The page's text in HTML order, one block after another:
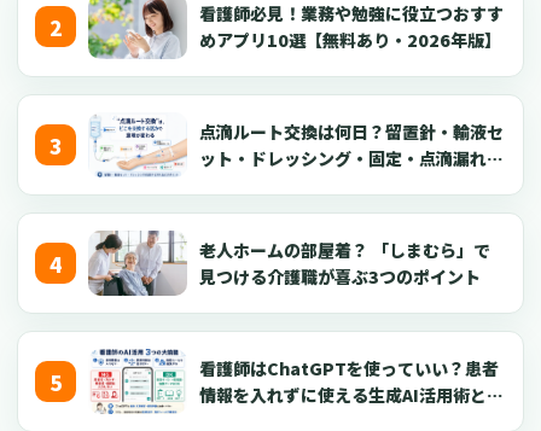
看護師必見！業務や勉強に役立つおすす
めアプリ10選【無料あり・2026年版】
点滴ルート交換は何日？留置針・輸液セ
ット・ドレッシング・固定・点滴漏れ対
老人ホームの部屋着？ 「しまむら」で
見つける介護職が喜ぶ3つのポイント
看護師はChatGPTを使っていい？患者
情報を入れずに使える生成AI活用術とプ